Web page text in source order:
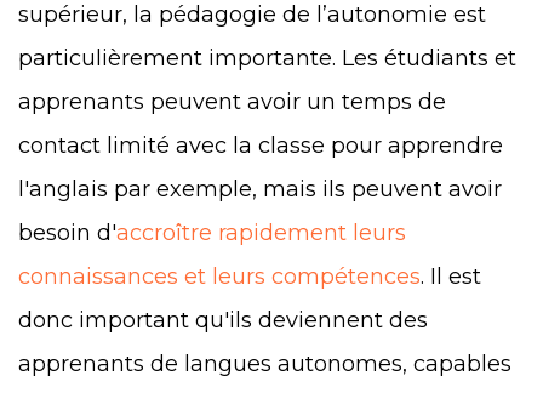
supérieur, la pédagogie de l’autonomie est
particulièrement importante. Les étudiants et
apprenants peuvent avoir un temps de
contact limité avec la classe pour apprendre
l'anglais par exemple, mais ils peuvent avoir
besoin d'accroître rapidement leurs
connaissances et leurs compétences. Il est
donc important qu'ils deviennent des
apprenants de langues autonomes, capables